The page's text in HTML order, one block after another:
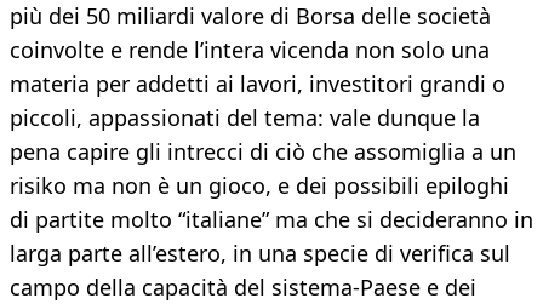
più dei 50 miliardi valore di Borsa delle società
coinvolte e rende l’intera vicenda non solo una
materia per addetti ai lavori, investitori grandi o
piccoli, appassionati del tema: vale dunque la
pena capire gli intrecci di ciò che assomiglia a un
risiko ma non è un gioco, e dei possibili epiloghi
di partite molto “italiane” ma che si decideranno in
larga parte all’estero, in una specie di verifica sul
campo della capacità del sistema-Paese e dei